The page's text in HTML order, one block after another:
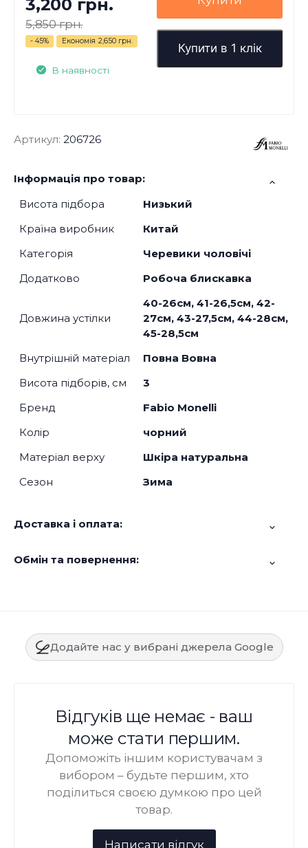
3,200 грн.
5,850 грн.
- 45% Економія 2,650 грн.
В наявності
Купити в 1 клік
Артикул: 206726
Інформація про товар:
Висота підбора
Низький
Країна виробник
Китай
Категорія
Черевики чоловічі
Додатково
Робоча блискавка
Довжина устілки
40-26см, 41-26,5см, 42-
27см, 43-27,5см, 44-28см,
45-28,5см
Внутрішній матеріал
Повна Вовна
Висота підборів, см
3
Бренд
Fabio Monelli
Колір
чорний
Матеріал верху
Шкіра натуральна
Сезон
Зима
Доставка і оплата:
Обмін та повернення:
Додайте нас у вибрані джерела Google
Відгуків ще немає - ваш
може стати першим.
Допоможіть іншим користувачам з
вибором – будьте першим, хто
поділиться своєю думкою про цей
товар.